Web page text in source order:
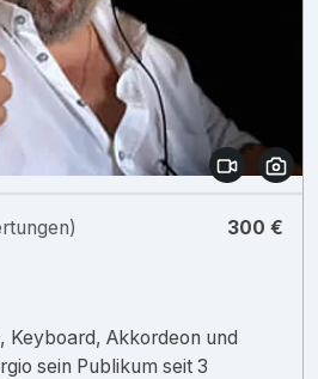
300 €
Keyboard, Akkordeon und
sein Publikum seit 3